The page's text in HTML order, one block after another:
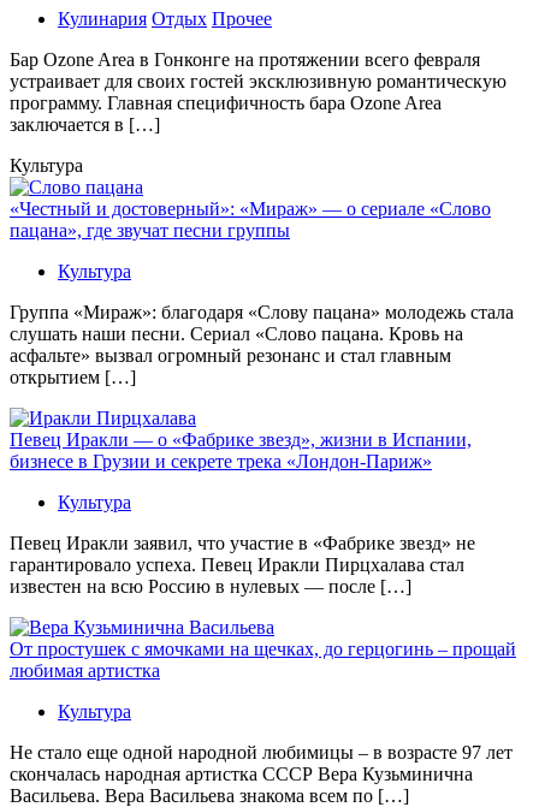
Кулинария Отдых Прочее
Бaр Ozone Area в Гонконге на протяжении всего февраля
устраивает для своих гостей эксклюзивную романтическую
программу. Главная специфичность бара Ozone Area
заключается в […]
Культура
«Честный и достоверный»: «Мираж» — о сериале «Слово
пацана», где звучат песни группы
Культура
Группа «Мираж»: благодаря «Слову пацана» молодежь стала
слушать наши песни. Сериал «Слово пацана. Кровь на
асфальте» вызвал огромный резонанс и стал главным
открытием […]
Певец Иракли — о «Фабрике звезд», жизни в Испании,
бизнесе в Грузии и секрете трека «Лондон-Париж»
Культура
Певец Иракли заявил, что участие в «Фабрике звезд» не
гарантировало успеха. Певец Иракли Пирцхалава стал
известен на всю Россию в нулевых — после […]
От простушек с ямочками на щечках, до герцогинь – прощай
любимая артистка
Культура
Не стало еще одной народной любимицы – в возрасте 97 лет
скончалась народная артистка СССР Вера Кузьминична
Васильева. Вера Васильева знакома всем по […]